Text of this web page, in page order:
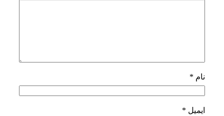
نام *
ایمیل *